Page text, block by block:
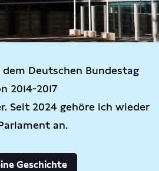
dem Deutschen Bundestag
2014-2017
Seit 2024 gehöre ich wieder
an.
Geschichte